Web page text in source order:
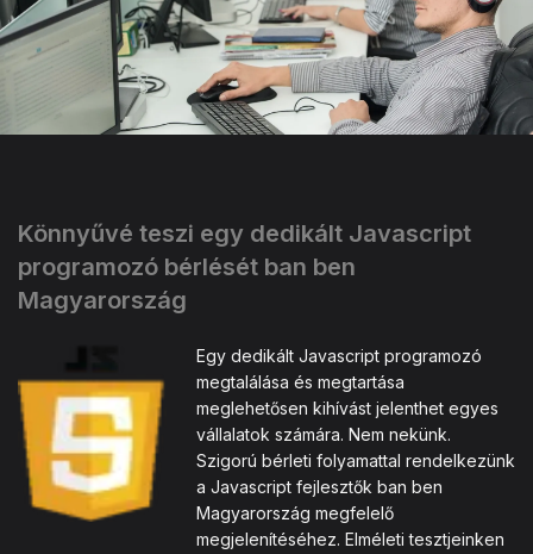
Könnyűvé teszi egy dedikált Javascript
programozó bérlését ban ben
Magyarország
Egy dedikált Javascript programozó
megtalálása és megtartása
meglehetősen kihívást jelenthet egyes
vállalatok számára. Nem nekünk.
Szigorú bérleti folyamattal rendelkezünk
a Javascript fejlesztők ban ben
Magyarország megfelelő
megjelenítéséhez. Elméleti tesztjeinken